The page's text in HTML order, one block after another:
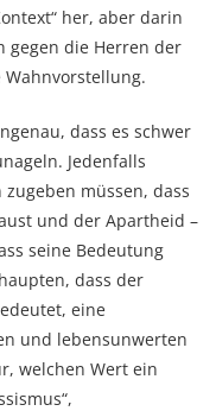
her, aber darin
gegen die Herren der
dass es schwer
Jedenfalls
müssen, dass
und der Apartheid –
seine Bedeutung
dass der
eine
und lebensunwerten
welchen Wert ein